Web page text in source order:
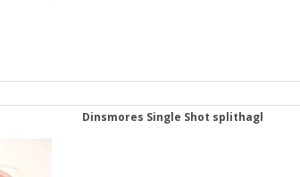
Dinsmores Single Shot splithagl